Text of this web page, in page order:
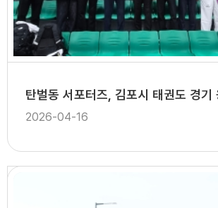
탄벌동 서포터즈, 김포시 태권도 경기
2026-04-16